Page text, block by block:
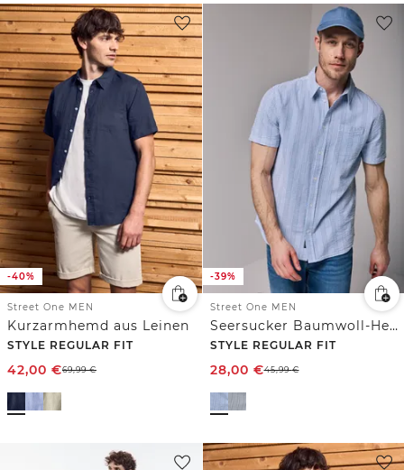
-40%
Street One MEN
Kurzarmhemd aus Leinen
STYLE REGULAR FIT
42,00 €69,99€
-39%
Street One MEN
Seersucker Baumwoll-Hemd
STYLE REGULAR FIT
28,00 €45,99€